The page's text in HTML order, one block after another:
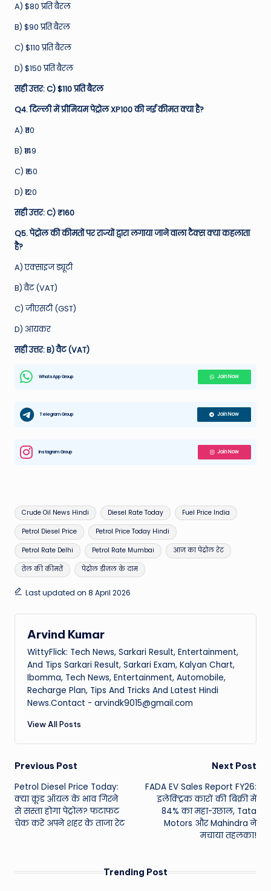
A) $80 प्रति बैरल
B) $90 प्रति बैरल
C) $110 प्रति बैरल
D) $150 प्रति बैरल
सही उत्तर: C) $110 प्रति बैरल
Q4. दिल्ली में प्रीमियम पेट्रोल XP100 की नई कीमत क्या है?
A) ₹110
B) ₹149
C) ₹160
D) ₹120
सही उत्तर: C) ₹160
Q5. पेट्रोल की कीमतों पर राज्यों द्वारा लगाया जाने वाला टैक्स क्या कहलाता
है?
A) एक्साइज ड्यूटी
B) वैट (VAT)
C) जीएसटी (GST)
D) आयकर
सही उत्तर: B) वैट (VAT)
WhatsApp Group Join Now
Telegram Group Join Now
Instagram Group Join Now
Tags:
Crude Oil News Hindi Diesel Rate Today Fuel Price India
Petrol Diesel Price Petrol Price Today Hindi
Petrol Rate Delhi Petrol Rate Mumbai आज का पेट्रोल रेट
तेल की कीमतें पेट्रोल डीजल के दाम
Last updated on 8 April 2026
Arvind Kumar
WittyFlick: Tech News, Sarkari Result, Entertainment,
And Tips Sarkari Result, Sarkari Exam, Kalyan Chart,
Ibomma, Tech News, Entertainment, Automobile,
Recharge Plan, Tips And Tricks And Latest Hindi
News.Contact - arvindk9015@gmail.com
View All Posts
Post
navigation
Previous Post
Petrol Diesel Price Today:
क्या क्रूड ऑयल के भाव गिरने
से सस्ता होगा पेट्रोल? फटाफट
चेक करें अपने शहर के ताजा रेट
Next Post
FADA EV Sales Report FY26:
इलेक्ट्रिक कारों की बिक्री में
84% का महा-उछाल, Tata
Motors और Mahindra ने
मचाया तहलका!
Trending Post